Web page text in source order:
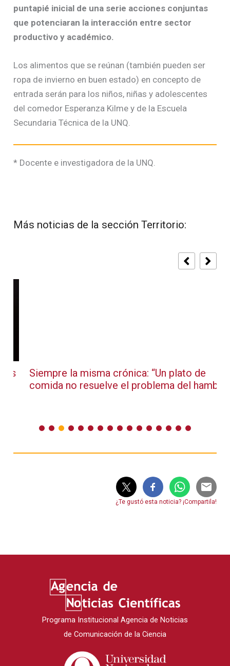
puntapié inicial de una serie acciones conjuntas
que potenciaran la interacción entre sector
productivo y académico.
Los alimentos que se reúnan (también pueden ser
ropa de invierno en buen estado) en concepto de
entrada serán para los niños, niñas y adolescentes
del comedor Esperanza Kilme y de la Escuela
Secundaria Técnica de la UNQ.
* Docente e investigadora de la UNQ.
Más noticias de la sección Territorio:
Siempre la misma crónica: “Un plato de
comida no resuelve el problema del hambre”
¿Te gustó esta noticia? ¡Compartila!
Programa Institucional Agencia de Noticias
de Comunicación de la Ciencia